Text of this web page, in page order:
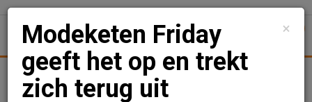
Nieuws Uitgelicht Achtergronden
×
Modeketen Friday
geeft het op en trekt
zich terug uit